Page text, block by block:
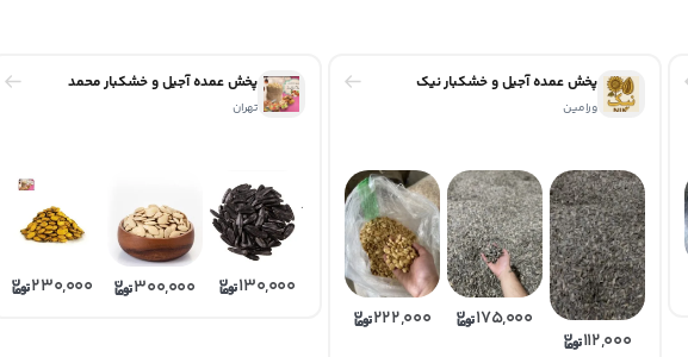
پخش عمده آجیل و خشکبار نیک
ورامین
112,000
175,000
222,000
پخش عمده آجیل و خشکبار محمد
تهران
130,000
300,000
230,000